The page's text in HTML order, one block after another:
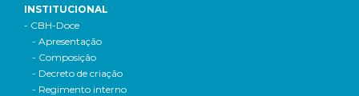
INSTITUCIONAL
- CBH-Doce
- Apresentação
- Composição
- Decreto de criação
- Regimento interno